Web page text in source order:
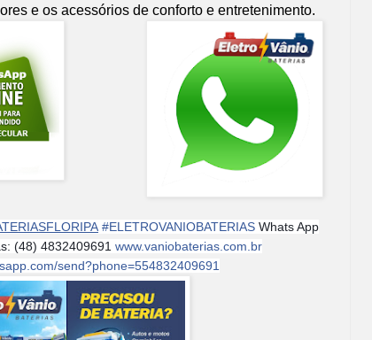
e os acessórios de conforto e entretenimento.
#ELETROVANIOBATERIAS Whats App
(48) 4832409691 www.vaniobaterias.com.br
send?phone=554832409691